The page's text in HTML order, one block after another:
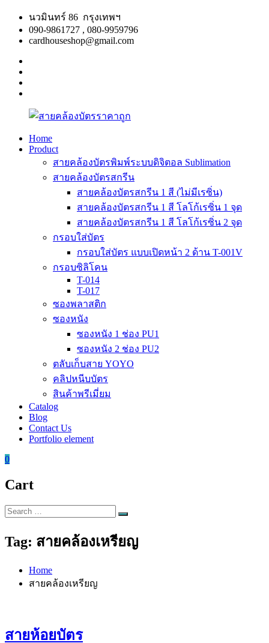
Skip
content
นวมินทร์ 86 กรุงเทพฯ
090-9861727 , 080-9959796
cardhouseshop@gmail.com
สาย
สินค้า
Home
Product
สายคล้องบัตรพิมพ์ระบบดิจิตอล Sublimation
สายคล้องบัตรสกรีน
สายคล้องบัตรสกรีน 1 สี (ไม่มีเรซิ่น)
สายคล้องบัตรสกรีน 1 สี โลโก้เรซิ่น 1 จุด
สายคล้องบัตรสกรีน 1 สี โลโก้เรซิ่น 2 จุด
กรอบใส่บัตร
กรอบใส่บัตร แบบเปิดหน้า 2 ด้าน T-001V
กรอบซิลิโคน
T-014
T-017
ซองพลาสติก
ซองหนัง
ซองหนัง 1 ช่อง PU1
ซองหนัง 2 ช่อง PU2
ตลับเก็บสาย YOYO
คลิปหนีบบัตร
สินค้าพรีเมี่ยม
Catalog
Blog
Contact Us
Portfolio element
0
Cart
Search
for:
Search
Tag: สายคล้องเหรียญ
Home
สายคล้องเหรียญ
สายห้อยบัตร